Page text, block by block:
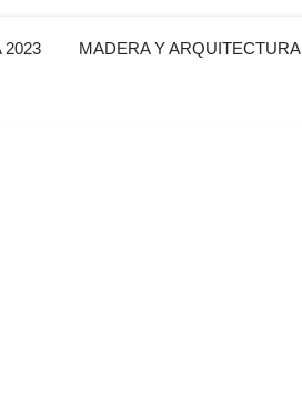
2023 MADERA Y ARQUITECTURA